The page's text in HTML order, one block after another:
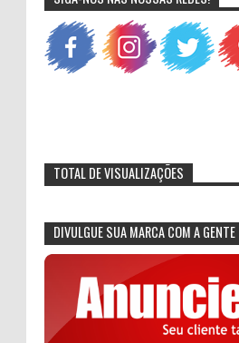
TOTAL DE VISUALIZAÇÕES
DIVULGUE SUA MARCA COM A GENTE